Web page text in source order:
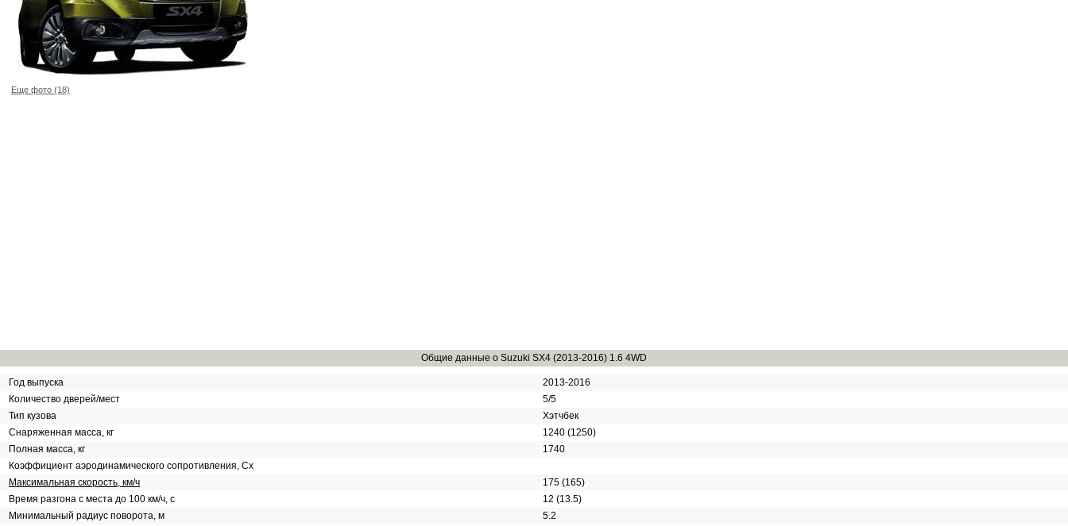
Еще фото (18)
Общие данные о Suzuki SX4 (2013-2016) 1.6 4WD
Год выпуска
2013-2016
Количество дверей/мест
5/5
Тип кузова
Хэтчбек
Снаряженная масса, кг
1240 (1250)
Полная масса, кг
1740
Коэффициент аэродинамического сопротивления, Сх
Максимальная скорость, км/ч
175 (165)
Время разгона с места до 100 км/ч, с
12 (13.5)
Минимальный радиус поворота, м
5.2